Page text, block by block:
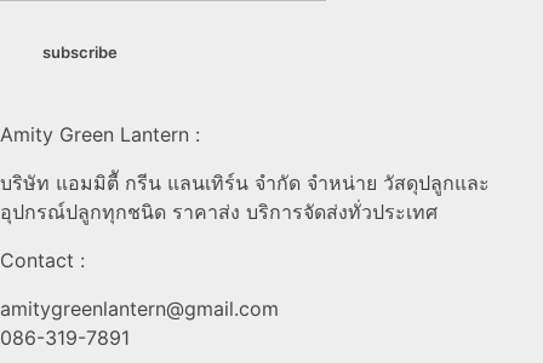
Amity Green Lantern :
บริษัท แอมมิตีั กรีน แลนเทิร์น จำกัด จำหน่าย วัสดุปลูกและ
อุปกรณ์ปลูกทุกชนิด ราคาส่ง บริการจัดส่งทั่วประเทศ
Contact :
amitygreenlantern@gmail.com
086-319-7891